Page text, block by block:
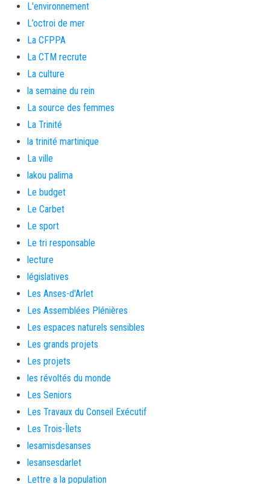
L'environnement
L’octroi de mer
La CFPPA
La CTM recrute
La culture
la semaine du rein
La source des femmes
La Trinité
la trinité martinique
La ville
lakou palima
Le budget
Le Carbet
Le sport
Le tri responsable
lecture
législatives
Les Anses-d'Arlet
Les Assemblées Plénières
Les espaces naturels sensibles
Les grands projets
Les projets
les révoltés du monde
Les Seniors
Les Travaux du Conseil Exécutif
Les Trois-Îlets
lesamisdesanses
lesansesdarlet
Lettre a la population